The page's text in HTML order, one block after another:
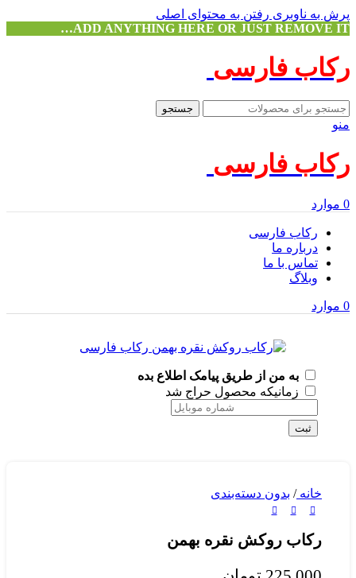
پرش به ناوبری رفتن به محتوای اصلی
ADD ANYTHING HERE OR JUST REMOVE IT…
رکاب فارسی
جستجو
منو
رکاب فارسی
0 موارد
رکاب فارسی
درباره ما
تماس با ما
وبلاگ
0 موارد
به من از طریق پیامک اطلاع بده
زمانیکه محصول حراج شد
ثبت
خانه/ بدون دسته‌بندی
رکاب روکش نقره بهمن